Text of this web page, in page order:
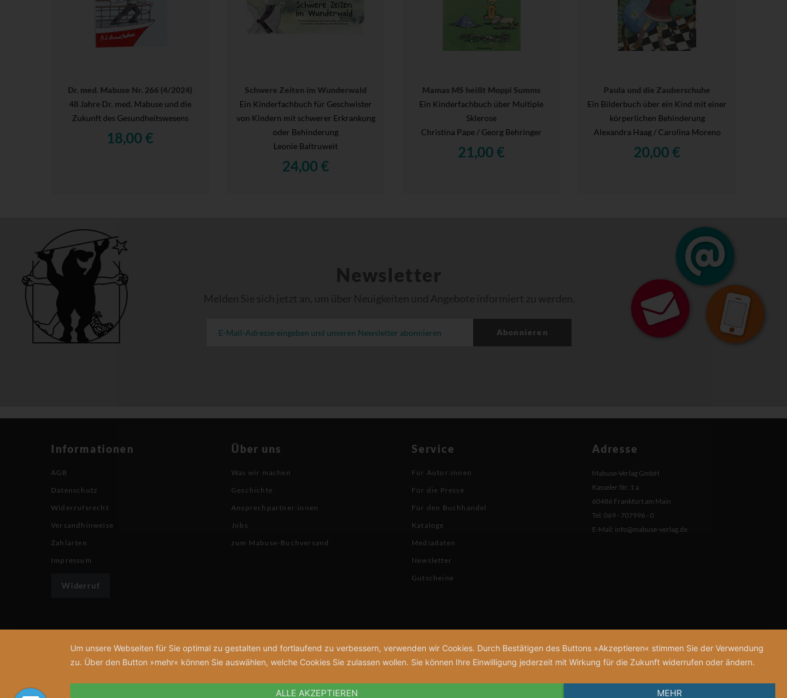
Dr. med. Mabuse Nr. 266 (4/2024)
48 Jahre Dr. med. Mabuse und die
Zukunft des Gesundheitswesens
18,00 €
Schwere Zeiten im Wunderwald
Ein Kinderfachbuch für Geschwister
von Kindern mit schwerer Erkrankung
oder Behinderung
Leonie Baltruweit
24,00 €
Mamas MS heißt Moppi Summs
Ein Kinderfachbuch über Multiple
Sklerose
Christina Pape / Georg Behringer
21,00 €
Paula und die Zauberschuhe
Ein Bilderbuch über ein Kind mit einer
körperlichen Behinderung
Alexandra Haag / Carolina Moreno
20,00 €
Newsletter
Melden Sie sich jetzt an, um über Neuigkeiten und Angebote informiert zu werden.
Abonnieren
Informationen
AGB
Datenschutz
Widerrufsrecht
Versandhinweise
Zahlarten
Impressum
Widerruf
Über uns
Was wir machen
Geschichte
Ansprechpartner:innen
Jobs
zum Mabuse-Buchversand
Service
Für Autor:innen
Für die Presse
Für den Buchhandel
Kataloge
Mediadaten
Newsletter
Gutscheine
Adresse
Mabuse-Verlag GmbH
Kasseler Str. 1 a
60486 Frankfurt am Main
Tel: 069 - 707996 - 0
E-Mail: info@mabuse-verlag.de
Um unsere Webseiten für Sie optimal zu gestalten und fortlaufend zu verbessern, verwenden wir Cookies. Durch Bestätigen des Buttons »Akzeptieren« stimmen Sie der Verwendung
zu. Über den Button »mehr« können Sie auswählen, welche Cookies Sie zulassen wollen. Sie können Ihre Einwilligung jederzeit mit Wirkung für die Zukunft widerrufen oder ändern.
ALLE AKZEPTIEREN MEHR